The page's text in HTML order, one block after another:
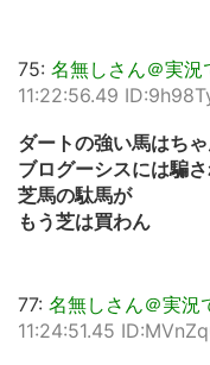
75: 名無しさん＠実況
11:22:56.49
ダートの強い馬はち
ブログーシスには騙
芝馬の駄馬が
もう芝は買わん
77: 名無しさん＠実況
11:24:51.45